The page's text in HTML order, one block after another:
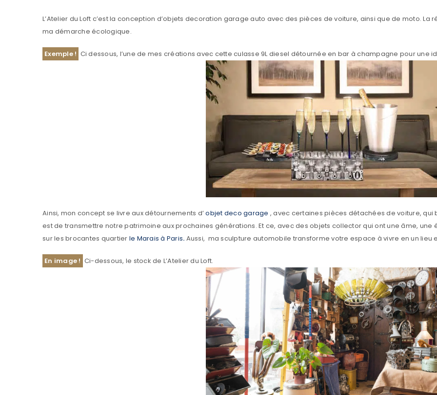
L’Atelier du Loft c’est la conception d’objets decoration garage auto avec des pièces de voiture, ainsi que de moto.
ma démarche écologique.
Exemple ! Ci dessous, l’une de mes créations avec cette culasse 9L diesel détournée en bar à champagne pour une
Ainsi, mon concept se livre aux détournements d’objet deco garage , avec certaines pièces détachées de voiture, qui
est de transmettre notre patrimoine aux prochaines générations. Et ce, avec des objets collector qui ont une âme,
sur les brocantes quartier le Marais à Paris. Aussi, ma sculpture automobile transforme votre espace à vivre en un lieu
En image ! Ci-dessous, le stock de L’Atelier du Loft.